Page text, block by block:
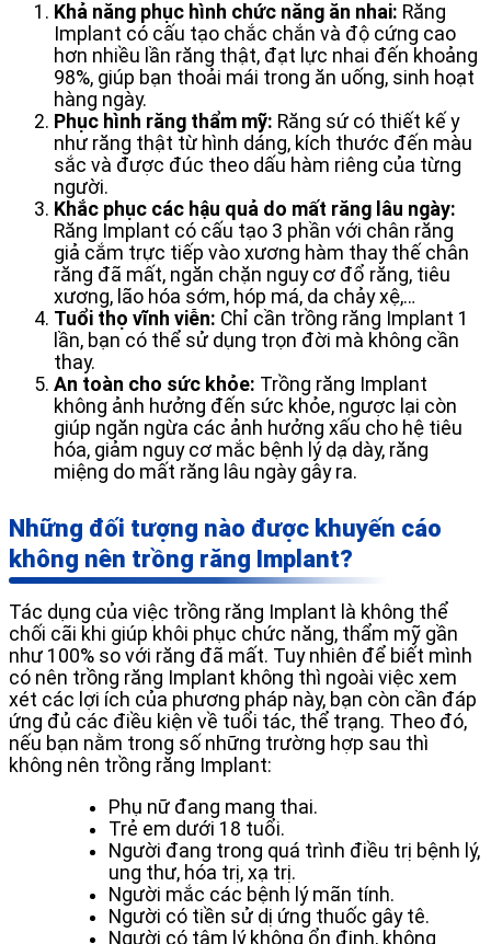
Khả năng phục hình chức năng ăn nhai: Răng
Implant có cấu tạo chắc chắn và độ cứng cao
hơn nhiều lần răng thật, đạt lực nhai đến khoảng
98%, giúp bạn thoải mái trong ăn uống, sinh hoạt
hàng ngày.
Phục hình răng thẩm mỹ: Răng sứ có thiết kế y
như răng thật từ hình dáng, kích thước đến màu
sắc và được đúc theo dấu hàm riêng của từng
người.
Khắc phục các hậu quả do mất răng lâu ngày:
Răng Implant có cấu tạo 3 phần với chân răng
giả cắm trực tiếp vào xương hàm thay thế chân
răng đã mất, ngăn chặn nguy cơ đổ răng, tiêu
xương, lão hóa sớm, hóp má, da chảy xệ,…
Tuổi thọ vĩnh viễn: Chỉ cần trồng răng Implant 1
lần, bạn có thể sử dụng trọn đời mà không cần
thay.
An toàn cho sức khỏe: Trồng răng Implant
không ảnh hưởng đến sức khỏe, ngược lại còn
giúp ngăn ngừa các ảnh hưởng xấu cho hệ tiêu
hóa, giảm nguy cơ mắc bệnh lý dạ dày, răng
miệng do mất răng lâu ngày gây ra.
Những đối tượng nào được khuyến cáo
không nên trồng răng Implant?
Tác dụng của việc trồng răng Implant là không thể
chối cãi khi giúp khôi phục chức năng, thẩm mỹ gần
như 100% so với răng đã mất. Tuy nhiên để biết mình
có nên trồng răng Implant không thì ngoài việc xem
xét các lợi ích của phương pháp này, bạn còn cần đáp
ứng đủ các điều kiện về tuổi tác, thể trạng. Theo đó,
nếu bạn nằm trong số những trường hợp sau thì
không nên trồng răng Implant:
Phụ nữ đang mang thai.
Trẻ em dưới 18 tuổi.
Người đang trong quá trình điều trị bệnh lý,
ung thư, hóa trị, xạ trị.
Người mắc các bệnh lý mãn tính.
Người có tiền sử dị ứng thuốc gây tê.
Người có tâm lý không ổn định, không